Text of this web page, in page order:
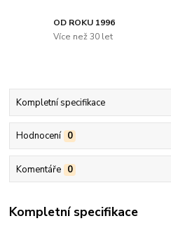
OD ROKU 1996
Více než 30 let
Kompletní specifikace
Hodnocení 0
Komentáře 0
Kompletní specifikace